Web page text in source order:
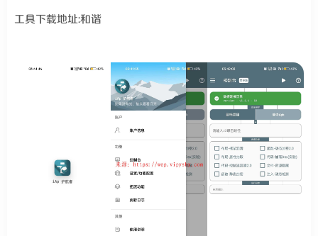
工具下载地址:和谐